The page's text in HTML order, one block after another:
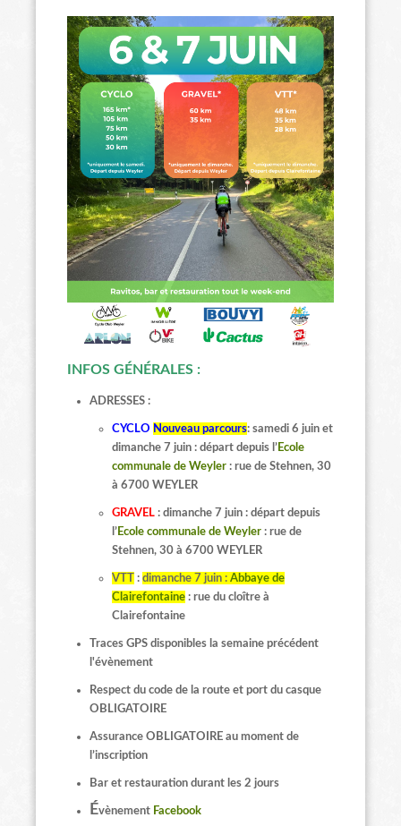
INFOS GÉNÉRALES :
ADRESSES :
CYCLO Nouveau parcours: samedi 6 juin et
dimanche 7 juin : départ depuis l ’Ecole
communale de Weyler : rue de Stehnen, 30
à 6700 WEYLER
GRAVEL : dimanche 7 juin : départ depuis
’Ecole communale de Weyler : rue de
Stehnen, 30 à 6700 WEYLER
VTT : dimanche 7 juin : Abbaye de
Clairefontaine : rue du cloître à
Clairefontaine
Traces GPS disponibles la semaine précédent
l'évènement
Respect du code de la route et port du casque
OBLIGATOIRE
Assurance OBLIGATOIRE au moment de
l’inscription
Bar et restauration durant les 2 jours
Évènement Facebook